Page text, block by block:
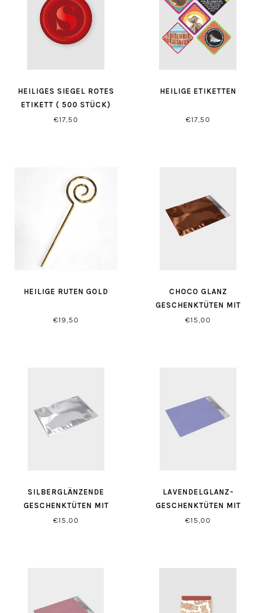
HEILIGES SIEGEL ROTES
ETIKETT ( 500 STÜCK)
€17,50
HEILIGE ETIKETTEN
€17,50
HEILIGE RUTEN GOLD
€19,50
CHOCO GLANZ
GESCHENKTÜTEN MIT
SELBSTVERSCHLUSS
€15,00
SILBERGLÄNZENDE
GESCHENKTÜTEN MIT
SELBSTVERSCHLUSS
€15,00
LAVENDELGLANZ-
GESCHENKTÜTEN MIT
SELBSTVERSCHLUSS
€15,00